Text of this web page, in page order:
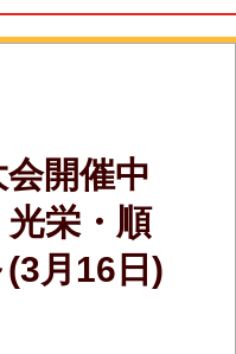
会開催中
光栄・順
月16日)